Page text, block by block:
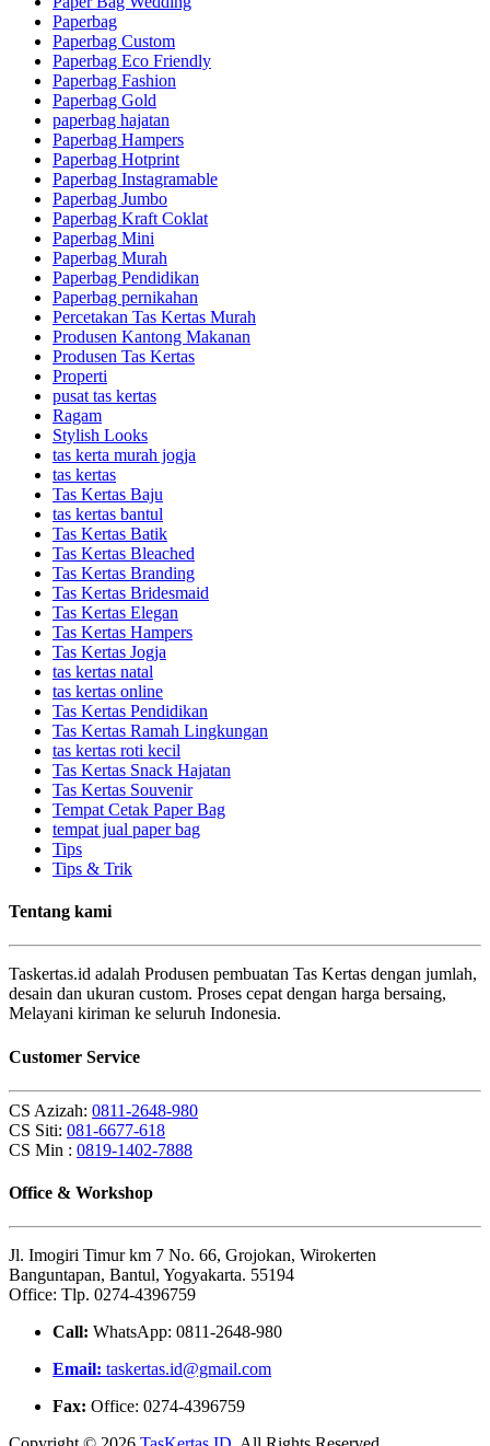
Paperbag
Paperbag Custom
Paperbag Eco Friendly
Paperbag Fashion
Paperbag Gold
paperbag hajatan
Paperbag Hampers
Paperbag Hotprint
Paperbag Instagramable
Paperbag Jumbo
Paperbag Kraft Coklat
Paperbag Mini
Paperbag Murah
Paperbag Pendidikan
Paperbag pernikahan
Percetakan Tas Kertas Murah
Produsen Kantong Makanan
Produsen Tas Kertas
Properti
pusat tas kertas
Ragam
Stylish Looks
tas kerta murah jogja
tas kertas
Tas Kertas Baju
tas kertas bantul
Tas Kertas Batik
Tas Kertas Bleached
Tas Kertas Branding
Tas Kertas Bridesmaid
Tas Kertas Elegan
Tas Kertas Hampers
Tas Kertas Jogja
tas kertas natal
tas kertas online
Tas Kertas Pendidikan
Tas Kertas Ramah Lingkungan
tas kertas roti kecil
Tas Kertas Snack Hajatan
Tas Kertas Souvenir
Tempat Cetak Paper Bag
tempat jual paper bag
Tips
Tips & Trik
Tentang kami
Taskertas.id adalah Produsen pembuatan Tas Kertas dengan jumlah,
desain dan ukuran custom. Proses cepat dengan harga bersaing,
Melayani kiriman ke seluruh Indonesia.
Customer Service
CS Azizah: 0811-2648-980
CS Siti: 081-6677-618
CS Min : 0819-1402-7888
Office & Workshop
Jl. Imogiri Timur km 7 No. 66, Grojokan, Wirokerten
Banguntapan, Bantul, Yogyakarta. 55194
Office: Tlp. 0274-4396759
Call: WhatsApp: 0811-2648-980
Email: taskertas.id@gmail.com
Fax: Office: 0274-4396759